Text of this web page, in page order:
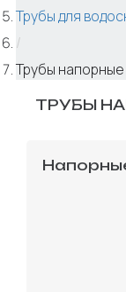
Трубы для
/
Трубы
ТРУБЫ